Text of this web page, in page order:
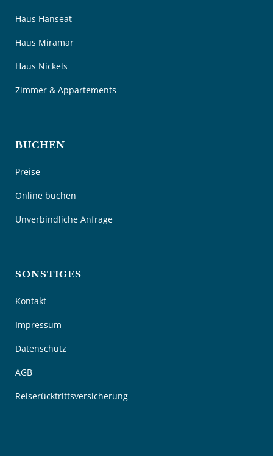
Haus Hanseat
Haus Miramar
Haus Nickels
Zimmer & Appartements
BUCHEN
Preise
Online buchen
Unverbindliche Anfrage
SONSTIGES
Kontakt
Impressum
Datenschutz
AGB
Reiserücktrittsversicherung